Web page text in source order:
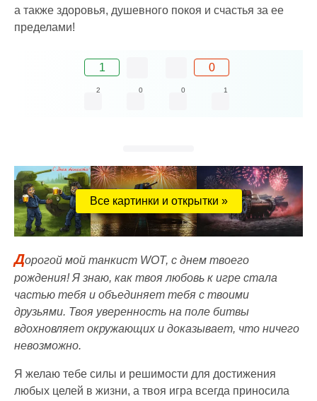
а также здоровья, душевного покоя и счастья за ее
пределами!
1 0
2 0 0 1
Все картинки и открытки »
Дорогой мой танкист WOT, с днем твоего
рождения! Я знаю, как твоя любовь к игре стала
частью тебя и объединяет тебя с твоими
друзьями. Твоя уверенность на поле битвы
вдохновляет окружающих и доказывает, что ничего
невозможно.
Я желаю тебе силы и решимости для достижения
любых целей в жизни, а твоя игра всегда приносила